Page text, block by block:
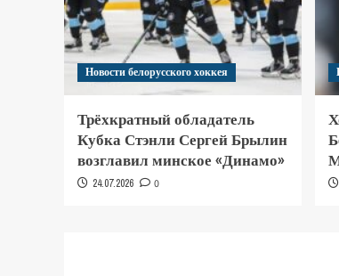
Новости белорусского хоккея
Трёхкратный обладатель
Кубка Стэнли Сергей Брылин
возглавил минское «Динамо»
24.07.2026 0